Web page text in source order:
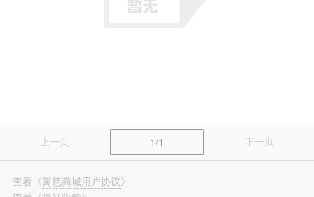
上一页 1/1 下一页
查看 《篱笆商城用户协议》